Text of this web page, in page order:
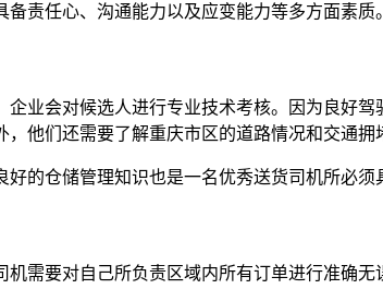
备责任心、沟通能力以及应变能力等多方面素
企业会对候选人进行专业技术考核。因为良好
，他们还需要了解重庆市区的道路情况和交通拥
好的仓储管理知识也是一名优秀送货司机所必
机需要对自己所负责区域内所有订单进行准确